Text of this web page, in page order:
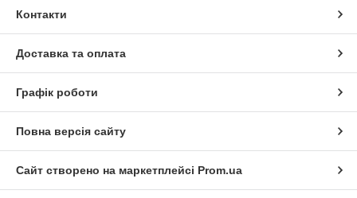
Контакти
Доставка та оплата
Графік роботи
Повна версія сайту
Сайт створено на маркетплейсі Prom.ua